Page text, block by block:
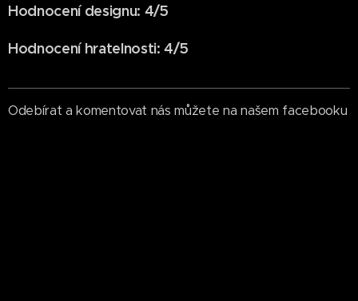
Hodnocení designu: 4/5
Hodnocení hratelnosti: 4/5
Odebírat a komentovat nás můžete na našem facebooku